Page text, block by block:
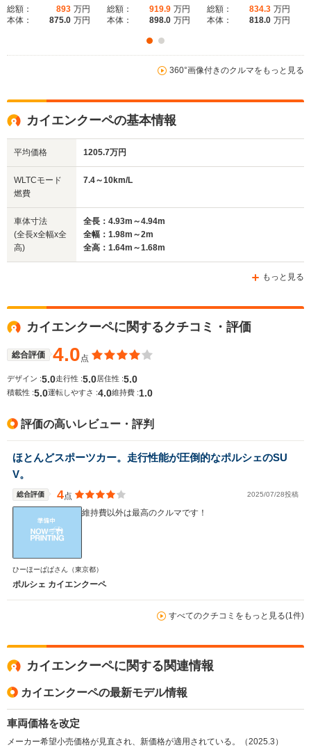
燃費
駆動方式
ホイールベース
-m
└郊外:7.7～11.0km/L
└高速道路:9.2～
11.4km/L
ホイールベース
-m
ホイー
└市街地
└郊外:8.2
総額： 893 万円
本体：
875.0 万円
総額： 919.9 万円
本体：
898.0 万円
総額： 834.3 万円
本体：
818.0 万円
360°画像付きのクルマをもっと見る
カイエンクーペの基本情報
平均価格 1205.7万円
WLTCモード
燃費
7.4～10km/L
車体寸法
(全長x全幅x全
高)
全長：4.93m～4.94m
全幅：1.98m～2m
全高：1.64m～1.68m
もっと見る
カイエンクーペに関するクチコミ・評価
総合評価 4.0点
デザイン :5.0走行性 :5.0 居住性 :5.0
積載性 :5.0運転しやすさ :4.0維持費 :1.0
評価の高いレビュー・評判
ほとんどスポーツカー。走行性能が圧倒的なポルシェのSU
V。
総合評価 4点 2025/07/28投稿
維持費以外は最高のクルマです！
ひーほーぱぱさん （東京都）
ポルシェ カイエンクーペ
すべてのクチコミをもっと見る(1件)
カイエンクーペに関する関連情報
カイエンクーペの最新モデル情報
車両価格を改定
メーカー希望小売価格が見直され、新価格が適用されている。（2025.3）